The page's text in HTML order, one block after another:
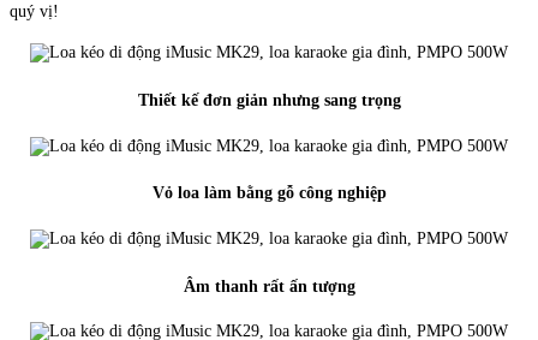
quý vị!
Thiết kế đơn giản nhưng sang trọng
Vỏ loa làm bằng gỗ công nghiệp
Âm thanh rất ấn tượng